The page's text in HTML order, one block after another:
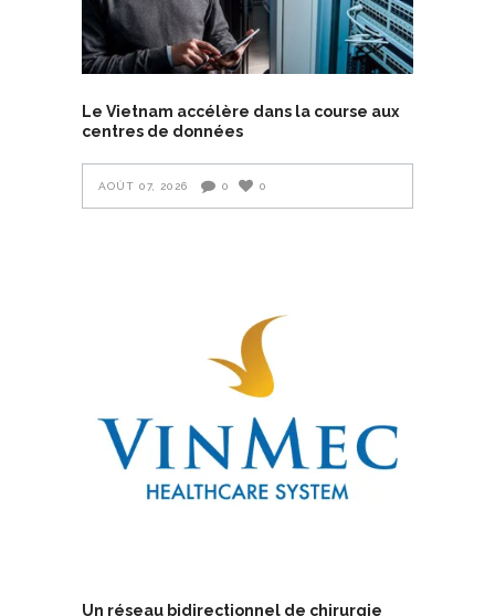
Le Vietnam accélère dans la course aux
centres de données
AOÛT 07, 2026 0 0
Un réseau bidirectionnel de chirurgie